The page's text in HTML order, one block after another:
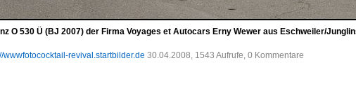
O 530 Ü (BJ 2007) der Firma Voyages et Autocars Erny Wewer aus Eschweiler/
wwwfotococktail-revival.startbilder.de 30.04.2008, 1543 Aufrufe, 0 Kommentare